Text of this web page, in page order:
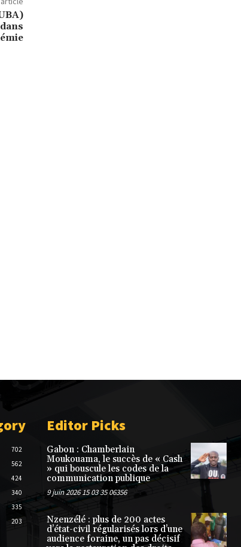
702
562
424
340
335
203
Editor Picks
Gabon : Chamberlain
Moukouama, le succès de « Cash
» qui bouscule les codes de la
communication publique
9 juin 2026 15 03 35 06356
Nzenzélé : plus de 200 actes
d’état-civil régularisés lors d’une
audience foraine, un pas décisif